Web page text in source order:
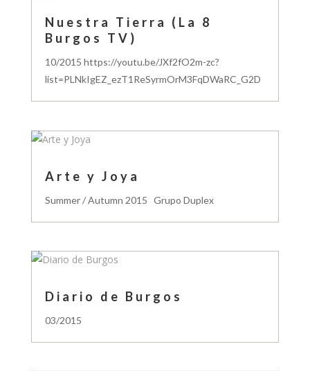
Nuestra Tierra (La 8
Burgos TV)
10/2015 https://youtu.be/JXf2fO2m-zc?
list=PLNkIgEZ_ezT1ReSyrmOrM3FqDWaRC_G2D
Arte y Joya
Summer / Autumn 2015 Grupo Duplex
Diario de Burgos
03/2015